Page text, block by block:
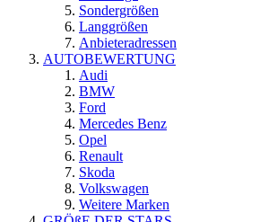
Sondergrößen
Langgrößen
Anbieteradressen
AUTOBEWERTUNG
Audi
BMW
Ford
Mercedes Benz
Opel
Renault
Skoda
Volkswagen
Weitere Marken